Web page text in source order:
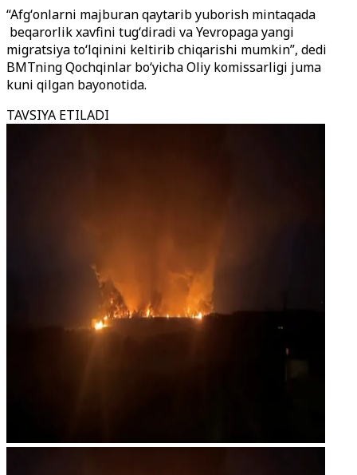
“Afgʻonlarni majburan qaytarib yuborish mintaqada
beqarorlik xavfini tugʻdiradi va Yevropaga yangi
migratsiya toʻlqinini keltirib chiqarishi mumkin”, dedi
BMTning Qochqinlar boʻyicha Oliy komissarligi juma
kuni qilgan bayonotida.
TAVSIYA ETILADI